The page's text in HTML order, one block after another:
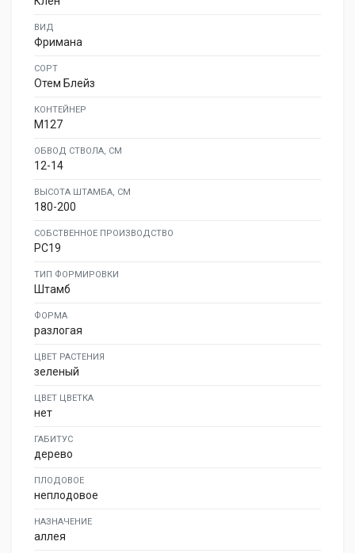
ВИД
Фримана
СОРТ
Отем Блейз
КОНТЕЙНЕР
M127
ОБВОД СТВОЛА, СМ
12-14
ВЫСОТА ШТАМБА, СМ
180-200
СОБСТВЕННОЕ ПРОИЗВОДСТВО
PC19
ТИП ФОРМИРОВКИ
Штамб
ФОРМА
разлогая
ЦВЕТ РАСТЕНИЯ
зеленый
ЦВЕТ ЦВЕТКА
нет
ГАБИТУС
дерево
ПЛОДОВОЕ
неплодовое
НАЗНАЧЕНИЕ
аллея